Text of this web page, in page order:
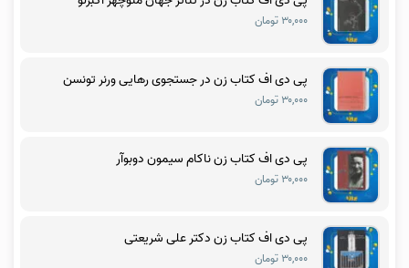
۳۰,۰۰۰ تومان
پی دی اف کتاب زن در جستجوی رهایی ورنر تونسن
۳۰,۰۰۰ تومان
پی دی اف کتاب زن ناکام سیمون دوبوآر
۳۰,۰۰۰ تومان
پی دی اف کتاب زن دکتر علی شریعتی
۳۰,۰۰۰ تومان